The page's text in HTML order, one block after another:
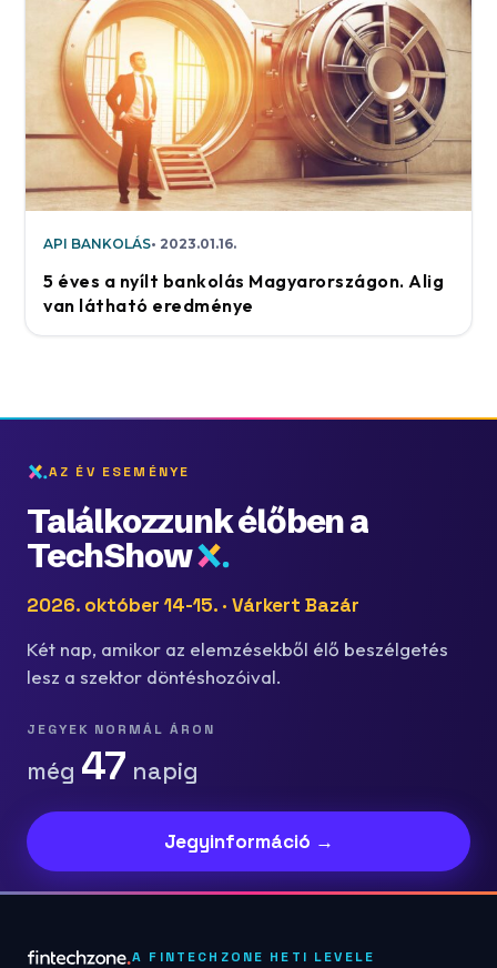
API BANKOLÁS 2023.01.16.
5 éves a nyílt bankolás Magyarországon. Alig
van látható eredménye
AZ ÉV ESEMÉNYE
Találkozzunk élőben a
TechShow
2026. október 14-15. · Várkert Bazár
Két nap, amikor az elemzésekből élő beszélgetés
lesz a szektor döntéshozóival.
JEGYEK NORMÁL ÁRON
még 47 napig
Jegyinformáció →
A FINTECHZONE HETI LEVELE